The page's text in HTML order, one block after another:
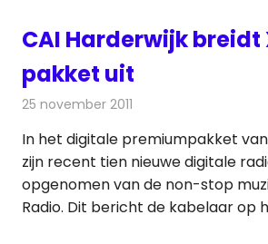
CAI Harderwijk breidt
pakket uit
25 november 2011
In het digitale premiumpakket
zijn recent tien nieuwe digitale
opgenomen van de non-stop
Radio. Dit bericht de kabelaar op